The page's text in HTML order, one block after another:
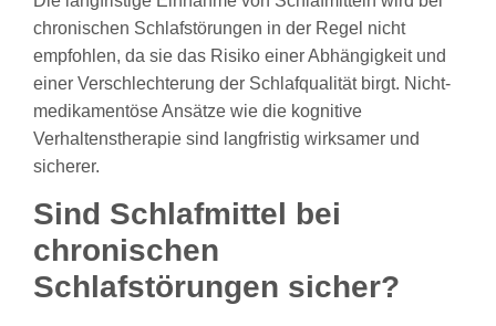
chronischen Schlafstörungen in der Regel nicht
empfohlen, da sie das Risiko einer Abhängigkeit und
einer Verschlechterung der Schlafqualität birgt. Nicht-
medikamentöse Ansätze wie die kognitive
Verhaltenstherapie sind langfristig wirksamer und
sicherer.
Sind Schlafmittel bei
chronischen
Schlafstörungen sicher?